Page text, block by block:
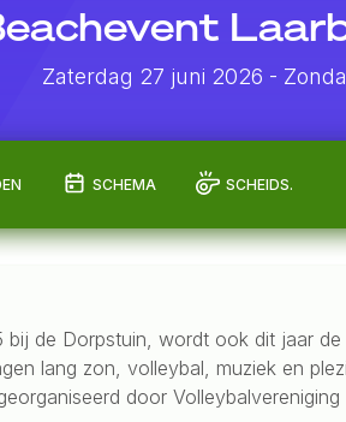
Zaterdag 27 juni 2026 -
SCHEMA SCHEIDS.
de Dorpstuin, wordt ook dit jaar de
lang zon, volleybal, muziek en
door